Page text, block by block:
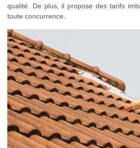
qualité. De plus, il propose des tarifs
toute concurrence.